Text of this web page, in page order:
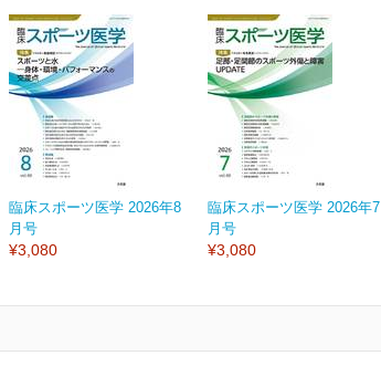
臨床スポーツ医学 2026年8
月号
¥3,080
臨床スポーツ医学 2026年7
月号
¥3,080